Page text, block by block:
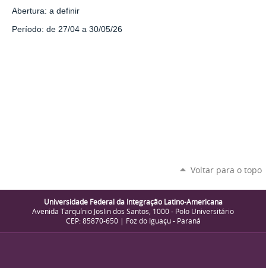
Abertura: a definir
Período: de 27/04 a 30/05/26
Voltar para o topo
Universidade Federal da Integração Latino-Americana
Avenida Tarquínio Joslin dos Santos, 1000 - Polo Universitário
CEP: 85870-650 | Foz do Iguaçu - Paraná